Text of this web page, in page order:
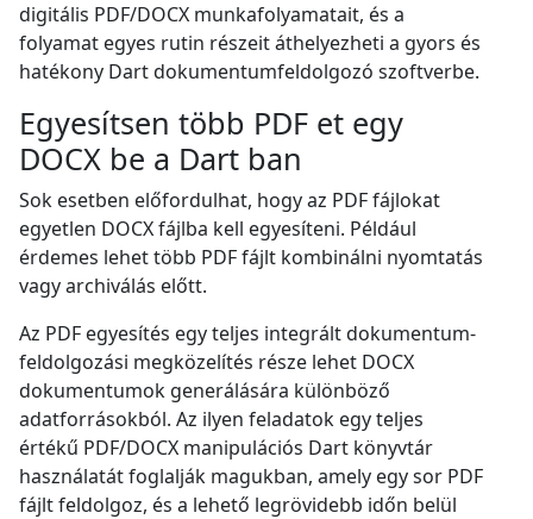
digitális PDF/DOCX munkafolyamatait, és a
folyamat egyes rutin részeit áthelyezheti a gyors és
hatékony Dart dokumentumfeldolgozó szoftverbe.
Egyesítsen több PDF et egy
DOCX be a Dart ban
Sok esetben előfordulhat, hogy az PDF fájlokat
egyetlen DOCX fájlba kell egyesíteni. Például
érdemes lehet több PDF fájlt kombinálni nyomtatás
vagy archiválás előtt.
Az PDF egyesítés egy teljes integrált dokumentum-
feldolgozási megközelítés része lehet DOCX
dokumentumok generálására különböző
adatforrásokból. Az ilyen feladatok egy teljes
értékű PDF/DOCX manipulációs Dart könyvtár
használatát foglalják magukban, amely egy sor PDF
fájlt feldolgoz, és a lehető legrövidebb időn belül